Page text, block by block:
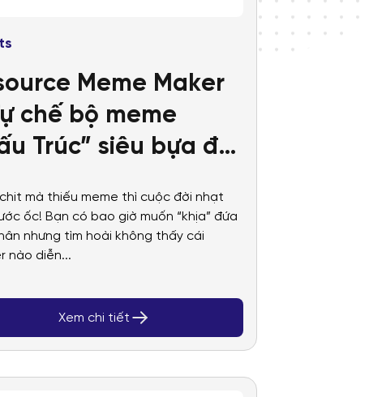
Meme Maker
chế bộ meme
Trúc” siêu bựa để
mà thiếu meme thì cuộc đời nhạt
ốc! Bạn có bao giờ muốn “khịa” đứa
nhưng tìm hoài không thấy cái
nào diễn...
Xem chi tiết